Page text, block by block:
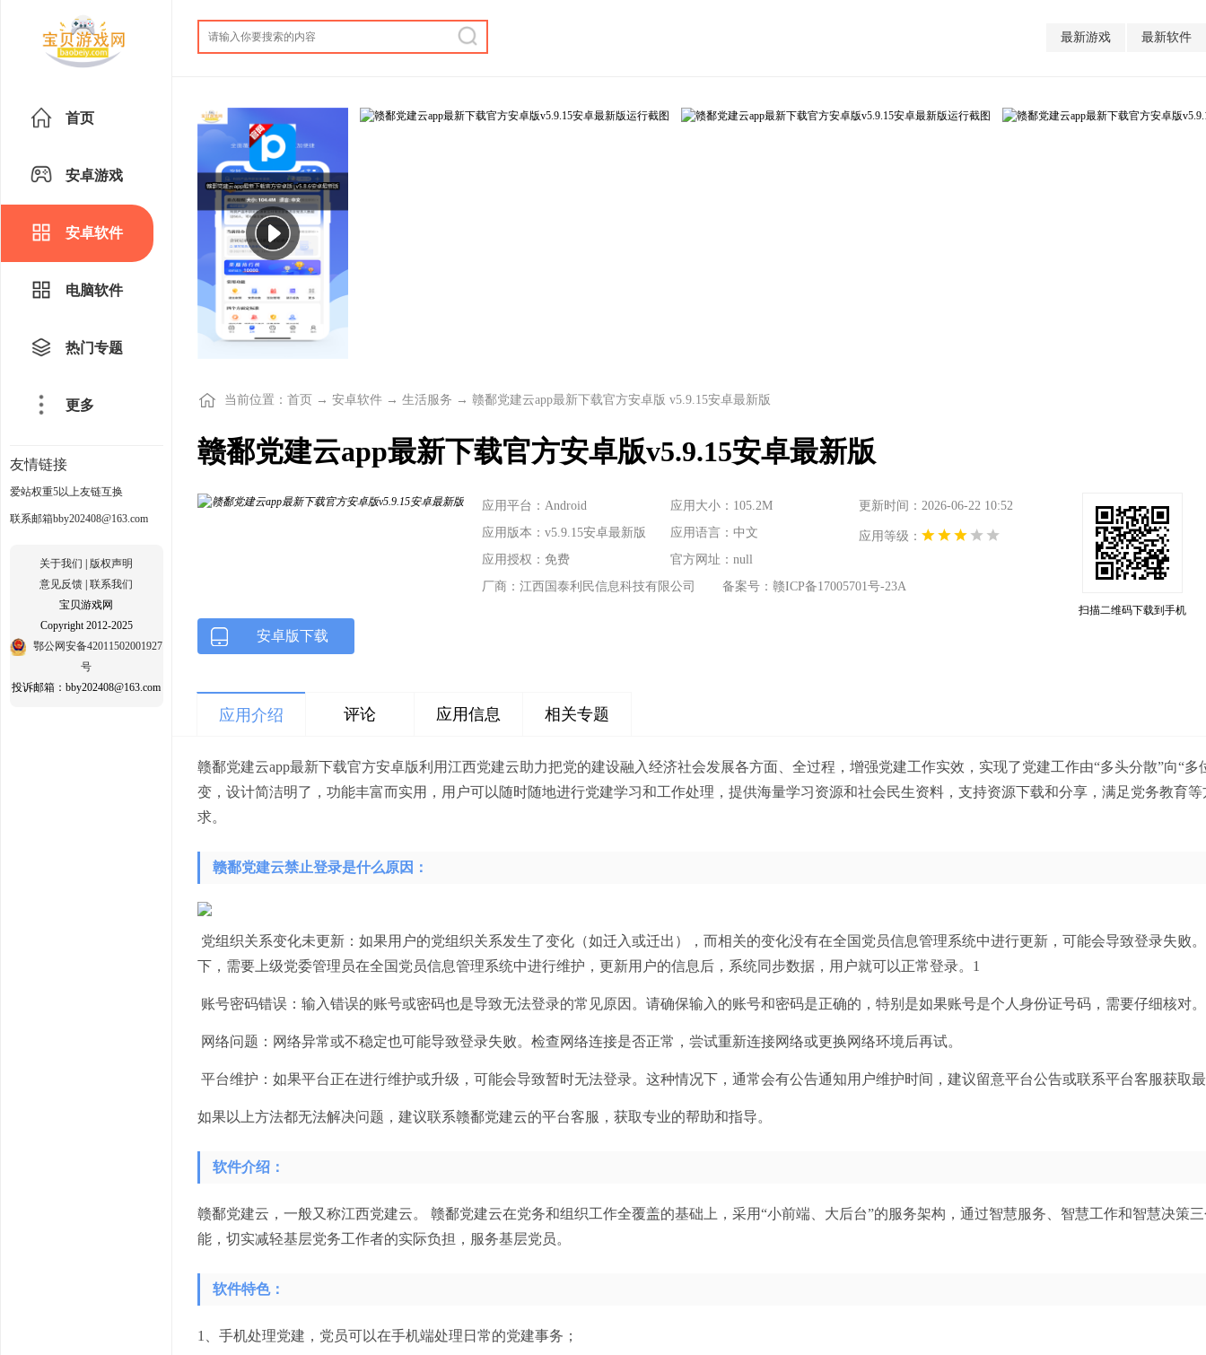
最新游戏 最新软件
首页
安卓游戏
安卓软件
电脑软件
热门专题
更多
友情链接
爱站权重5以上友链互换
联系邮箱bby202408@163.com
关于我们 | 版权声明
意见反馈 | 联系我们
宝贝游戏网
Copyright 2012-2025
鄂公网安备42011502001927
号
投诉邮箱：bby202408@163.com
当前位置： 首页 → 安卓软件 → 生活服务 → 赣鄱党建云app最新下载官方安卓版 v5.9.15安卓最新版
赣鄱党建云app最新下载官方安卓版v5.9.15安卓最新版
应用平台：Android 应用大小：105.2M
更新时间：2026-06-22 10:52
应用版本：v5.9.15安卓最新版
应用语言：中文
应用等级：
应用授权：免费
官方网址： null
厂商：江西国泰利民信息科技有限公司
备案号：赣ICP备17005701号-23A
扫描二维码下载到手机
安卓版下载
应用介绍 评论 应用信息 相关专题
赣鄱党建云app最新下载官方安卓版利用江西党建云助力把党的建设融入经济社会发展各方面、全过程，增强党建工作实效，实现了党建工作由“多头分散”向“多
变，设计简洁明了，功能丰富而实用，用户可以随时随地进行党建学习和工作处理，提供海量学习资源和社会民生资料，支持资源下载和分享，满足党务教育等
求。
‌赣鄱党建云禁止登录是什么原因：
党组织关系变化未更新：如果用户的党组织关系发生了变化（如迁入或迁出），而相关的变化没有在‌全国党员信息管理系统中进行更新，可能会导致登录失败
下，需要上级党委管理员在全国党员信息管理系统中进行维护，更新用户的信息后，系统同步数据，用户就可以正常登录。‌1
账号密码错误：输入错误的账号或密码也是导致无法登录的常见原因。请确保输入的账号和密码是正确的，特别是如果账号是个人身份证号码，需要仔细核对。
网络问题：网络异常或不稳定也可能导致登录失败。检查网络连接是否正常，尝试重新连接网络或更换网络环境后再试。
平台维护：如果平台正在进行维护或升级，可能会导致暂时无法登录。这种情况下，通常会有公告通知用户维护时间，建议留意平台公告或联系平台客服获取
如果以上方法都无法解决问题，建议联系赣鄱党建云的平台客服，获取专业的帮助和指导。
软件介绍：
赣鄱党建云，一般又称江西党建云。 赣鄱党建云在党务和组织工作全覆盖的基础上，采用“小前端、大后台”的服务架构，通过智慧服务、智慧工作和智慧决策
能，切实减轻基层党务工作者的实际负担，服务基层党员。
软件特色：
1、手机处理党建，党员可以在手机端处理日常的党建事务；